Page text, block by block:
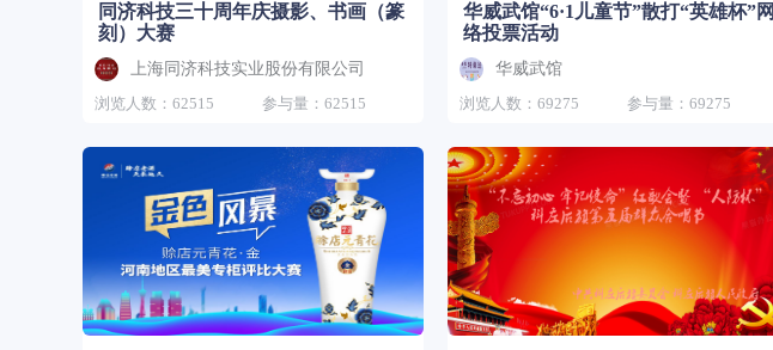
同济科技三十周年庆摄影、书画（篆
刻）大赛
上海同济科技实业股份有限公司
浏览人数：62515
参与量：62515
华威武馆“6·1儿童节”散打“英雄杯”网
络投票活动
华威武馆
浏览人数：69275
参与量：69275